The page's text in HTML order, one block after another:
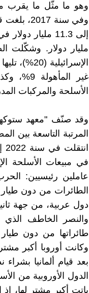
مليار دولار. وشكّلت
الأسلحة والمركبات
المرتبة التاسعة بين
في مبيعات الأسلحة
عاملين رئيسيين:
الطائرات من دون طيار
والنصر الخاطف الذي
طائراتها من دون طيار
وكانت أوروبا أكبر
الدول الأوروبية من